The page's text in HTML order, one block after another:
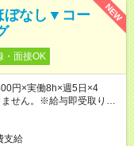
NEW
ぼなし▼コー
・面接OK
円×実働8h×週5日×4
せん。※給与即受取りサ
支給